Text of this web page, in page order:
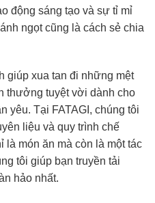
động sáng tạo và sự tỉ mỉ
ngọt cũng là cách sẻ chia
giúp xua tan đi những mệt
thưởng tuyệt vời dành cho
yêu. Tại FATAGI, chúng tôi
liệu và quy trình chế
là món ăn mà còn là một tác
tôi giúp bạn truyền tải
hảo nhất.